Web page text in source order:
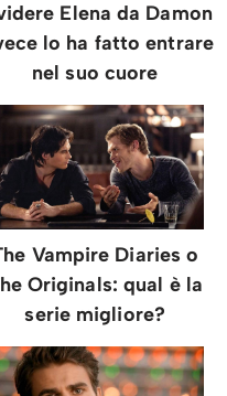
Elena da Damon
lo ha fatto entrare
nel suo cuore
Vampire Diaries o
Originals: qual è la
serie migliore?